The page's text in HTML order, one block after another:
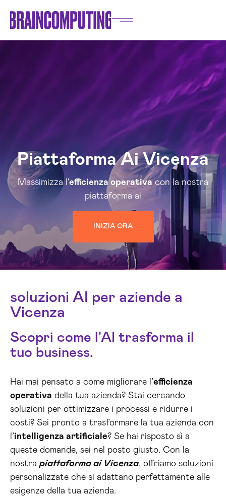
Piattaforma Ai Vicenza
Massimizza l'efficienza operativacon la nostra
piattaforma ai
INIZIA ORA
soluzioni AI per aziende a
Vicenza
Scopri come l'AI trasforma il
tuo business.
Hai mai pensato a come migliorare l’efficienza
operativa della tua azienda? Stai cercando
soluzioni per ottimizzare i processi e ridurre i
costi? Sei pronto a trasformare la tua azienda con
l’intelligenza artificiale? Se hai risposto sì a
queste domande, sei nel posto giusto. Con la
nostra piattaforma ai Vicenza, offriamo soluzioni
personalizzate che si adattano perfettamente alle
esigenze della tua azienda.